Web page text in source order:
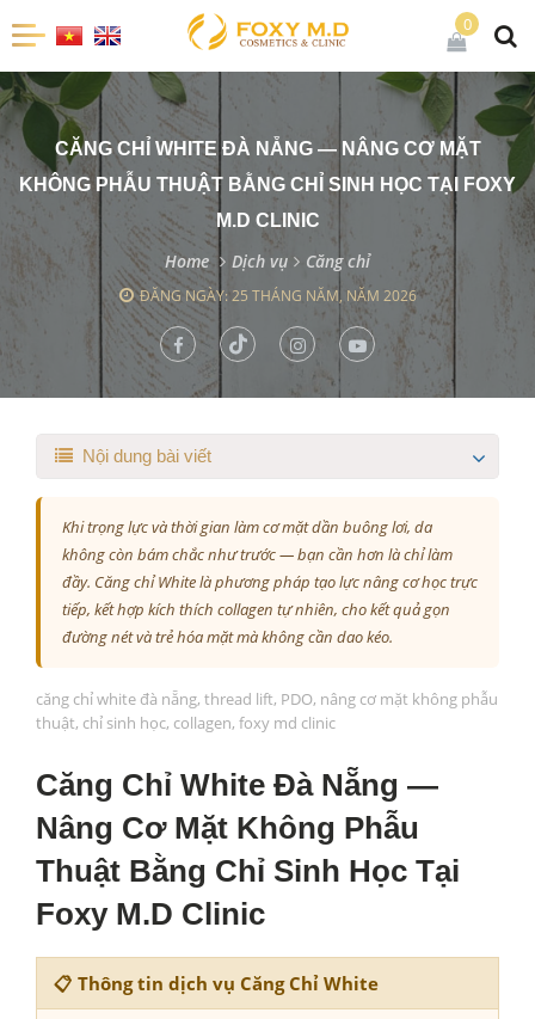
0
CĂNG CHỈ WHITE ĐÀ NẴNG — NÂNG CƠ MẶT
KHÔNG PHẪU THUẬT BẰNG CHỈ SINH HỌC TẠI FOXY
M.D CLINIC
Home Dịch vụ Căng chỉ
ĐĂNG NGÀY: 25 THÁNG NĂM, NĂM 2026
Nội dung bài viết
Khi trọng lực và thời gian làm cơ mặt dần buông lơi, da
không còn bám chắc như trước — bạn cần hơn là chỉ làm
đầy. Căng chỉ White là phương pháp tạo lực nâng cơ học trực
tiếp, kết hợp kích thích collagen tự nhiên, cho kết quả gọn
đường nét và trẻ hóa mặt mà không cần dao kéo.
căng chỉ white đà nẵng, thread lift, PDO, nâng cơ mặt không phẫu
thuật, chỉ sinh học, collagen, foxy md clinic
Căng Chỉ White Đà Nẵng —
Nâng Cơ Mặt Không Phẫu
Thuật Bằng Chỉ Sinh Học Tại
Foxy M.D Clinic
📋 Thông tin dịch vụ Căng Chỉ White